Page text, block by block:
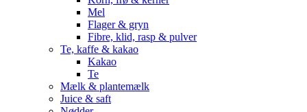
Mel
Flager & gryn
Fibre, klid, rasp & pulver
Te, kaffe & kakao
Kakao
Te
Mælk & plantemælk
Juice & saft